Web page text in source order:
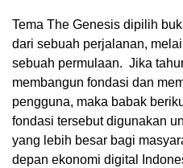
Tema The Genesis dipilih
dari sebuah perjalanan,
sebuah permulaan. Jika
membangun fondasi dan
pengguna, maka babak
fondasi tersebut digunakan
yang lebih besar bagi
depan ekonomi digital